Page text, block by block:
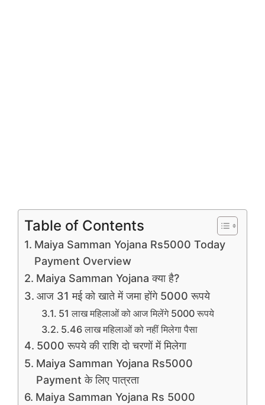
Table of Contents
Maiya Samman Yojana Rs5000 Today
Payment Overview
Maiya Samman Yojana क्या है?
आज 31 मई को खाते में जमा होंगे 5000 रूपये
51 लाख महिलाओं को आज मिलेंगे 5000 रूपये
5.46 लाख महिलाओं को नहीं मिलेगा पैसा
5000 रूपये की राशि दो चरणों में मिलेगा
Maiya Samman Yojana Rs5000
Payment के लिए पात्रता
Maiya Samman Yojana Rs 5000